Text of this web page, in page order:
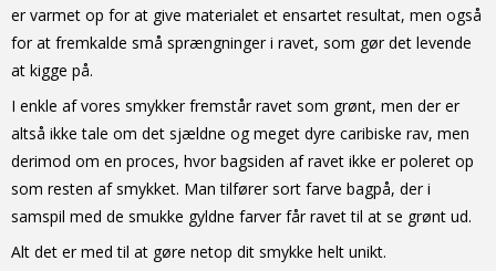
er varmet op for at give materialet et ensartet resultat, men også
for at fremkalde små sprængninger i ravet, som gør det levende
at kigge på.
I enkle af vores smykker fremstår ravet som grønt, men der er
altså ikke tale om det sjældne og meget dyre caribiske rav, men
derimod om en proces, hvor bagsiden af ravet ikke er poleret op
som resten af smykket. Man tilfører sort farve bagpå, der i
samspil med de smukke gyldne farver får ravet til at se grønt ud.
Alt det er med til at gøre netop dit smykke helt unikt.